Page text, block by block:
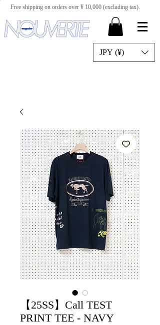
Free shipping on orders over ¥ 10,000 (excluding tax).
JPY (¥)
【25SS】Call TEST
PRINT TEE - NAVY